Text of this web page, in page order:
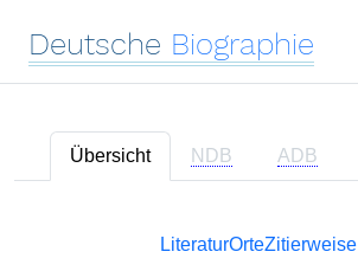
Deutsche Biographie
Übersicht NDB ADB
LiteraturOrteZitierweise